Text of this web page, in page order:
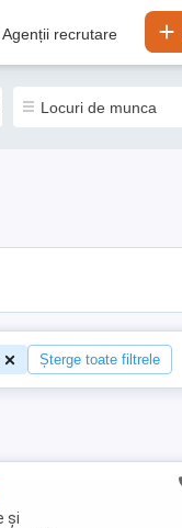
Agenții recrutare
Șterge toate filtrele
și